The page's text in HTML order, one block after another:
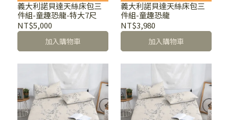
義大利諾貝達天絲床包三
件組-童趣恐龍-特大7尺
NT$5,000
加入購物車
義大利諾貝達天絲床包三
件組-童趣恐龍
NT$3,980
加入購物車